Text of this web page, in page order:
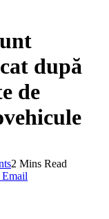
după
de
2 Mins Read
Email